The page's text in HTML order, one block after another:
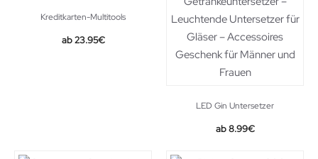
Kreditkarten-Multitools
Original
23.95€Current
LED Gin Untersetzer
8.99€